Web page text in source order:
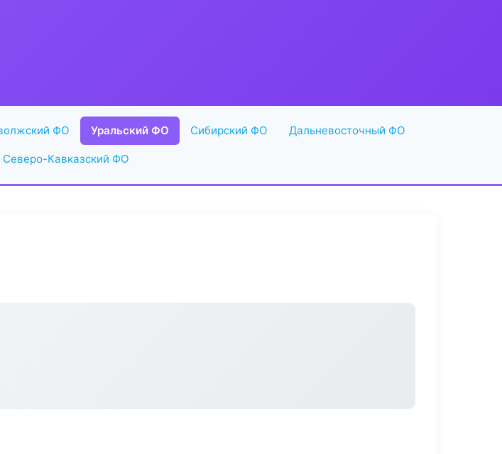
ФО Уральский ФО Сибирский ФО Дальневосточный ФО
Северо-Кавказский ФО